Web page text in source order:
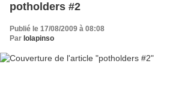
potholders #2
Publié le 17/08/2009 à 08:08
Par lolapinso